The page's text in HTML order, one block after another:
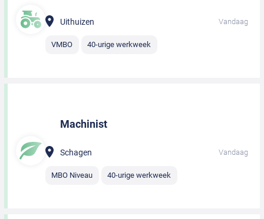
Uithuizen Vandaag
VMBO 40-urige werkweek
Machinist
Schagen Vandaag
MBO Niveau 40-urige werkweek